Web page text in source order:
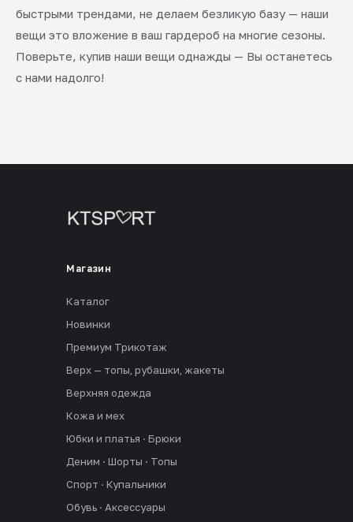
быстрыми трендами, не делаем безликую базу — наши
вещи это вложение в ваш гардероб на многие сезоны.
Поверьте, купив наши вещи однажды — Вы останетесь
с нами надолго!
Магазин
Каталог
Новинки
Премиум Трикотаж
Верх — топы, рубашки, жакеты
Верхняя одежда
Кожа и мех
Юбки и платья · Брюки
Деним · Шорты · Топы
Спорт · Купальники
Обувь · Аксессуары